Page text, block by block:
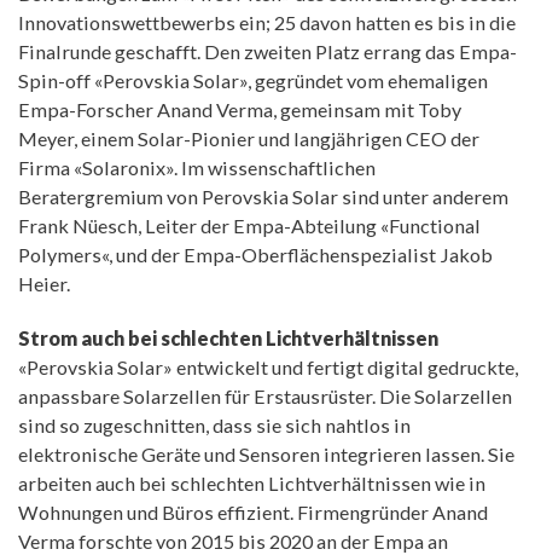
Innovationswettbewerbs ein; 25 davon hatten es bis in die
Finalrunde geschafft. Den zweiten Platz errang das Empa-
Spin-off «Perovskia Solar», gegründet vom ehemaligen
Empa-Forscher Anand Verma, gemeinsam mit Toby
Meyer, einem Solar-Pionier und langjährigen CEO der
Firma «Solaronix». Im wissenschaftlichen
Beratergremium von Perovskia Solar sind unter anderem
Frank Nüesch, Leiter der Empa-Abteilung «Functional
Polymers«, und der Empa-Oberflächenspezialist Jakob
Heier.
Strom auch bei schlechten Lichtverhältnissen
«Perovskia Solar» entwickelt und fertigt digital gedruckte,
anpassbare Solarzellen für Erstausrüster. Die Solarzellen
sind so zugeschnitten, dass sie sich nahtlos in
elektronische Geräte und Sensoren integrieren lassen. Sie
arbeiten auch bei schlechten Lichtverhältnissen wie in
Wohnungen und Büros effizient. Firmengründer Anand
Verma forschte von 2015 bis 2020 an der Empa an